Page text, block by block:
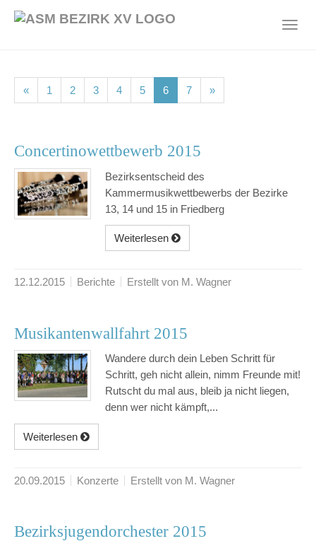
« 1 (current)
2(current)
3(current)
4(current)
5(current)
6(current)
7(current)
»
Concertinowettbewerb 2015
Bezirksentscheid des
Kammermusikwettbewerbs der Bezirke
13, 14 und 15 in Friedberg
Weiterlesen
12.12.2015 Berichte Erstellt von M. Wagner
Musikantenwallfahrt 2015
Wandere durch dein Leben Schritt für
Schritt, geh nicht allein, nimm Freunde mit!
Rutscht du mal aus, bleib ja nicht liegen,
denn wer nicht kämpft,...
Weiterlesen
20.09.2015 Konzerte Erstellt von M. Wagner
Bezirksjugendorchester 2015